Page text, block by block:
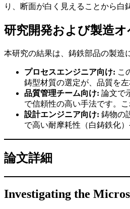
り、断面が白く見えることから白
研究開発および製造
本研究の結果は、鋳鉄部品の製造
プロセスエンジニア向け: こ
鋳型材質の選定が、品質を
品質管理チーム向け: 論文で
で信頼性の高い手法です。
設計エンジニア向け: 鋳物の
で高い耐摩耗性（白鋳鉄化
論文詳細
Investigating the